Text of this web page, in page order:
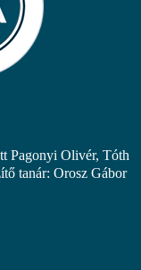
Pagonyi Olivér, Tóth
tanár: Orosz Gábor